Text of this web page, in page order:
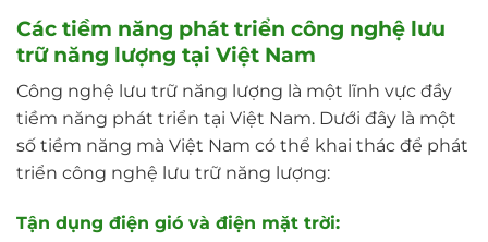
Các tiềm năng phát triển công nghệ lưu
trữ năng lượng tại Việt Nam
Công nghệ lưu trữ năng lượng là một lĩnh vực đầy
tiềm năng phát triển tại Việt Nam. Dưới đây là một
số tiềm năng mà Việt Nam có thể khai thác để phát
triển công nghệ lưu trữ năng lượng:
Tận dụng điện gió và điện mặt trời: